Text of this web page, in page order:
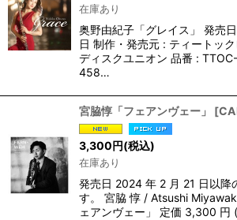
在庫あり
奥野由紀子「グレイス」 発売
日 制作・発売元 : ティートッ
ディスクユニオン 品番 :
458…
宮脇惇「フェアンヴェー」 [
3,300円(税込)
在庫あり
発売日 2024 年 2 月 21 日以降
す。 宮脇 惇 / Atsushi
ェアンヴェー」 定価 3,300 円